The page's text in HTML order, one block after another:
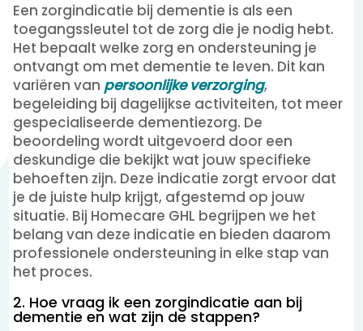
Een zorgindicatie bij dementie is als een
toegangssleutel tot de zorg die je nodig hebt.
Het bepaalt welke zorg en ondersteuning je
ontvangt om met dementie te leven. Dit kan
variëren van persoonlijke verzorging,
begeleiding bij dagelijkse activiteiten, tot meer
gespecialiseerde dementiezorg. De
beoordeling wordt uitgevoerd door een
deskundige die bekijkt wat jouw specifieke
behoeften zijn. Deze indicatie zorgt ervoor dat
je de juiste hulp krijgt, afgestemd op jouw
situatie. Bij Homecare GHL begrijpen we het
belang van deze indicatie en bieden daarom
professionele ondersteuning in elke stap van
het proces.
2. Hoe vraag ik een zorgindicatie aan bij
dementie en wat zijn de stappen?